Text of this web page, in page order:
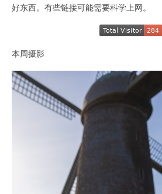
好东西。有些链接可能需要科学上网。
本周摄影